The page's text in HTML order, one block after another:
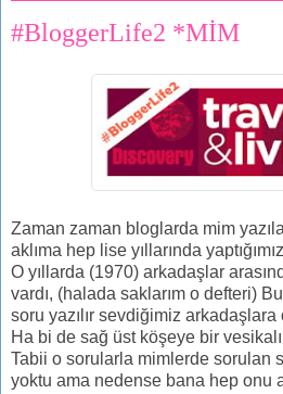
#BloggerLife2 *MİM
Zaman zaman bloglarda mim
aklıma hep lise yıllarında
O yıllarda (1970) arkadaşlar
vardı, (halada saklarım o defteri)
soru yazılır sevdiğimiz
Ha bi de sağ üst köşeye bir vesikalık
Tabii o sorularla mimlerde sorulan
yoktu ama nedense bana hep onu